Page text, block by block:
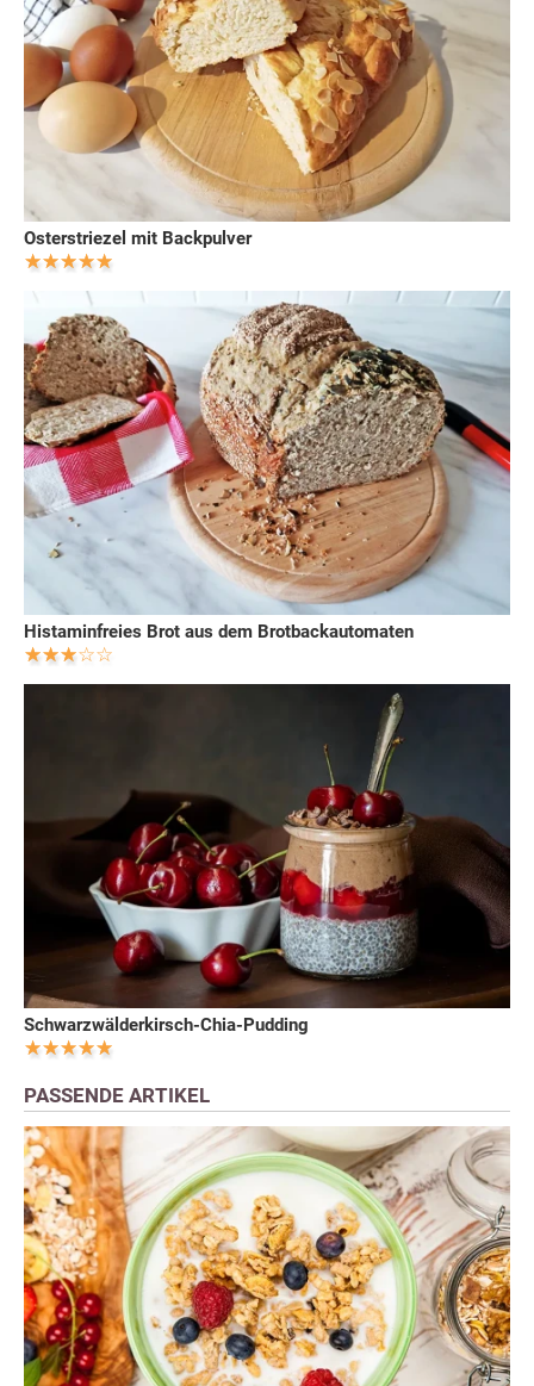
Osterstriezel mit Backpulver
Histaminfreies Brot aus dem Brotbackautomaten
Schwarzwälderkirsch-Chia-Pudding
PASSENDE ARTIKEL